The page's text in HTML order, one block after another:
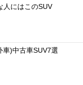
人にはこのSUV
)中古車SUV7選